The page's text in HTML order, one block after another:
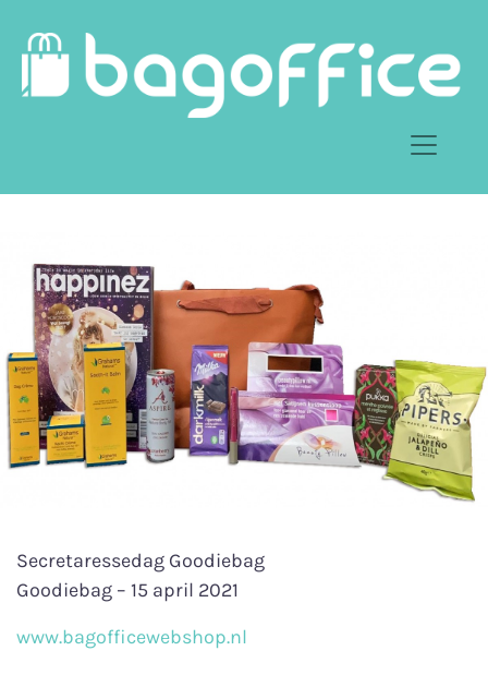
Secretaressedag Goodiebag
Goodiebag – 15 april 2021
www.bagofficewebshop.nl